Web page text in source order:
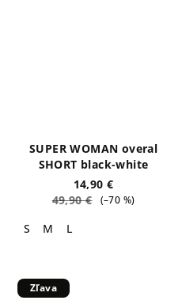
SUPER WOMAN overal
SHORT black-white
14,90 €
49,90 €
(–70 %)
S M L
Zľava